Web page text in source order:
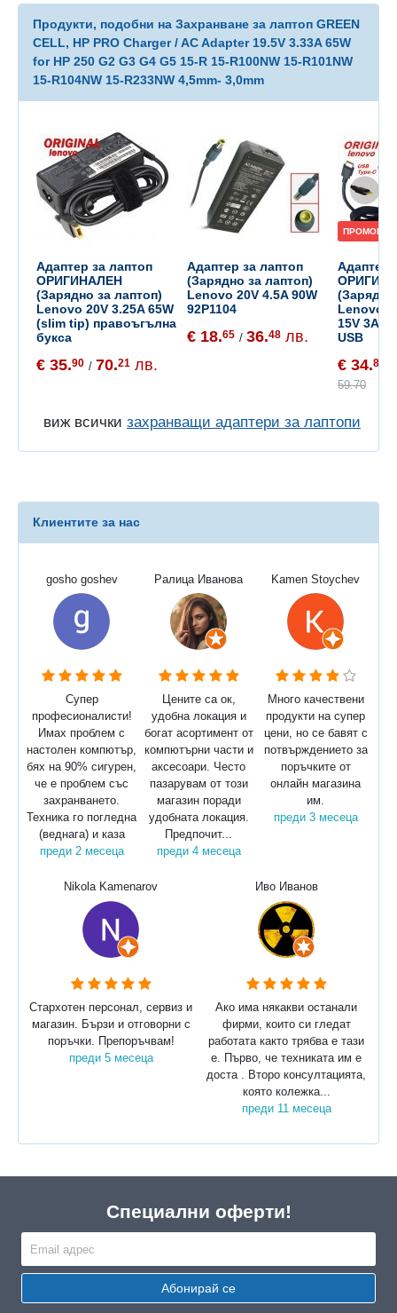
Продукти, подобни на Захранване за лаптоп GREEN
CELL, HP PRO Charger / AC Adapter 19.5V 3.33A 65W
for HP 250 G2 G3 G4 G5 15-R 15-R100NW 15-R101NW
15-R104NW 15-R233NW 4,5mm- 3,0mm
Адаптер за лаптоп
ОРИГИНАЛЕН
(Зарядно за лаптоп)
Lenovo 20V 3.25A 65W
(slim tip) правоъгълна
букса
€ 35.90 / 70.21 лв.
Адаптер за лаптоп
(Зарядно за лаптоп)
Lenovo 20V 4.5A 90W
92P1104
€ 18.65 / 36.48 лв.
ПРОМОЦИЯ
Адаптер
(Зарядно
Lenovo
15V 3A,
USB
€ 34.80
59.70
виж всички захранващи адаптери за лаптопи
Клиентите за нас
gosho goshev
Супер
професионалисти!
Имах проблем с
настолен компютър,
бях на 90% сигурен,
че е проблем със
захранването.
Техника го погледна
(веднага) и каза
преди 2 месеца
Ралица Иванова
Цените са ок,
удобна локация и
богат асортимент от
компютърни части и
аксесоари. Често
пазарувам от този
магазин поради
удобната локация.
Предпочит...
преди 4 месеца
Kamen Stoychev
Много качествени
продукти на супер
цени, но се бавят с
потвърждението за
поръчките от
онлайн магазина
им.
преди 3 месеца
Nikola Kamenarov
Стархотен персонал, сервиз и
магазин. Бързи и отговорни с
поръчки. Препоръчвам!
преди 5 месеца
Иво Иванов
Ако има някакви останали
фирми, които си гледат
работата както трябва е тази
е. Първо, че техниката им е
доста . Второ консултацията,
която колежка...
преди 11 месеца
Специални оферти!
Абонирай се